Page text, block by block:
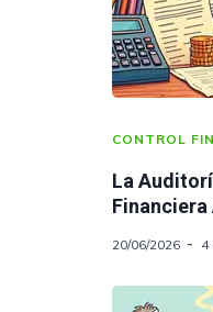
CONTROL
La
20/06/2026 4